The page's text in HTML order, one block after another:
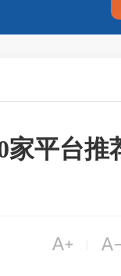
家平台推
 